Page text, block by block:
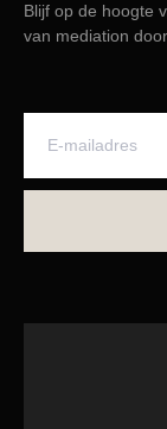
Blijf op de hoogte
van mediation